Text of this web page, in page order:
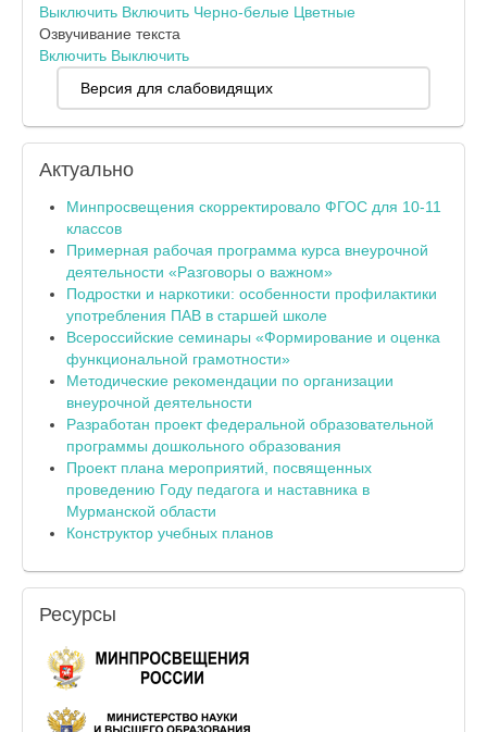
Выключить Включить Черно-белые Цветные
Озвучивание текста
Включить Выключить
Версия для слабовидящих
Актуально
Минпросвещения скорректировало ФГОС для 10-11
классов
Примерная рабочая программа курса внеурочной
деятельности «Разговоры о важном»
Подростки и наркотики: особенности профилактики
употребления ПАВ в старшей школе
Всероссийские семинары «Формирование и оценка
функциональной грамотности»
Методические рекомендации по организации
внеурочной деятельности
Разработан проект федеральной образовательной
программы дошкольного образования
Проект плана мероприятий, посвященных
проведению Году педагога и наставника в
Мурманской области
Конструктор учебных планов
Ресурсы